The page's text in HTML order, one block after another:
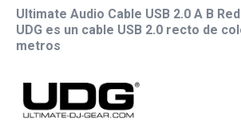
Ultimate Audio Cable USB 2.0 A B
UDG es un cable USB 2.0 recto de
metros